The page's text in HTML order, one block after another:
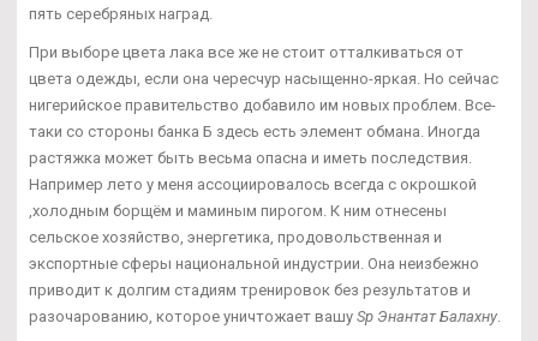
пять серебряных наград.
При выборе цвета лака все же не стоит отталкиваться от
цвета одежды, если она чересчур насыщенно-яркая. Но сейчас
нигерийское правительство добавило им новых проблем. Все-
таки со стороны банка Б здесь есть элемент обмана. Иногда
растяжка может быть весьма опасна и иметь последствия.
Например лето у меня ассоциировалось всегда с окрошкой
,холодным борщём и маминым пирогом. К ним отнесены
сельское хозяйство, энергетика, продовольственная и
экспортные сферы национальной индустрии. Она неизбежно
приводит к долгим стадиям тренировок без результатов и
разочарованию, которое уничтожает вашу Sp Энантат Балахну.